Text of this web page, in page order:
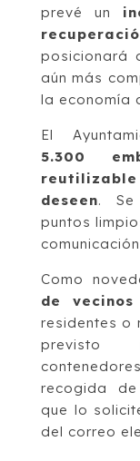
prevé un
posicionará
aún más
la economía
El
5.300
reutilizable
deseen. Se
puntos
Como
de vecinos
residentes o
previsto
recogida
que lo
del correo